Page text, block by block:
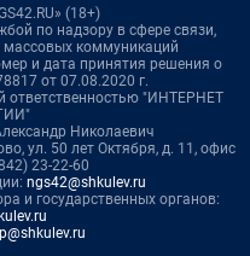
(18+)
по надзору в сфере связи,
коммуникаций
и дата принятия решения о
от 07.08.2020 г.
ответственностью "ИНТЕРНЕТ
Николаевич
ул. 50 лет Октября, д. 11, офис
23-22-60
ngs42@shkulev.ru
и государственных органов: